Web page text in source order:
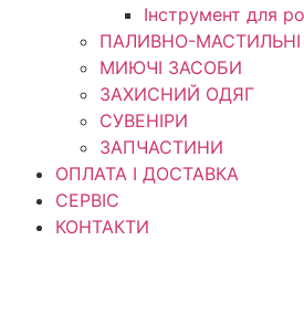
Інструмент для
ПАЛИВНО-МАСТИЛЬНІ
МИЮЧІ ЗАСОБИ
ЗАХИСНИЙ ОДЯГ
СУВЕНІРИ
ЗАПЧАСТИНИ
ОПЛАТА І ДОСТАВКА
СЕРВІС
КОНТАКТИ